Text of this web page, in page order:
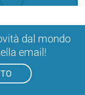
dal mondo
email!